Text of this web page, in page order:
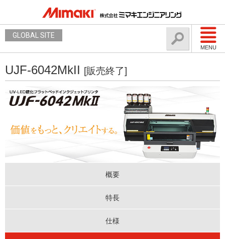
MENU
GLOBAL SITE
UJF-6042MkII [販売終了]
概要
特長
仕様